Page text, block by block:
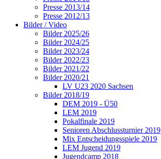
Presse 2013/14
Presse 2012/13
Bilder / Video
Bilder 2025/26
Bilder 2024/25
Bilder 2023/24
Bilder 2022/23
Bilder 2021/22
Bilder 2020/21
LV U23 2020 Sachsen
Bilder 2018/19
DEM 2019 - Ü50
LEM 2019
Pokalfinale 2019
Senioren Abschlussturnier 2019
Mix Entscheidungsspiele 2019
LEM Jugend 2019
Jugendcamp 2018